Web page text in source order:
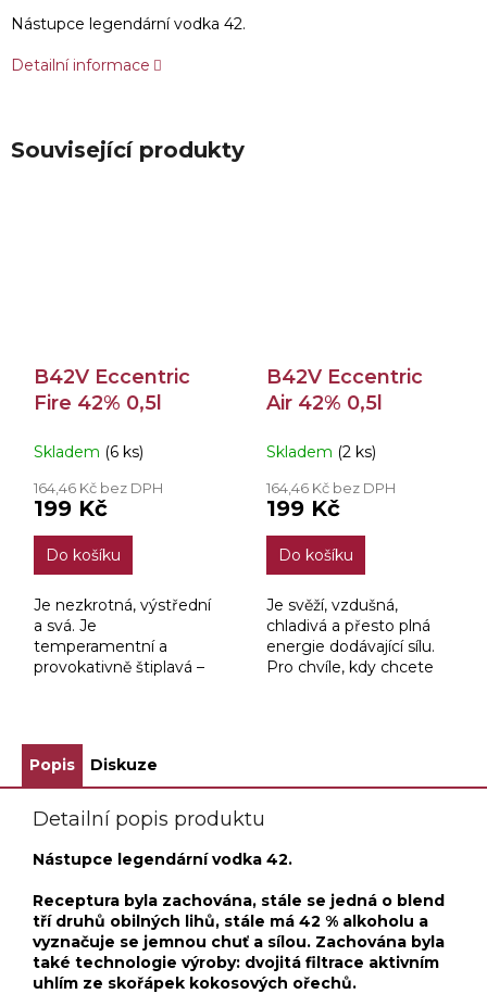
Nástupce legendární vodka 42.
Detailní informace
Související produkty
B42V Eccentric
Fire 42% 0,5l
Skladem (6 ks)
164,46 Kč bez DPH
199 Kč
Do košíku
Je nezkrotná, výstřední
a svá. Je
temperamentní a
provokativně štiplavá –
jedinečný zážitek.
Spojení jemné chuti...
B42V Eccentric
Air 42% 0,5l
Skladem (2 ks)
164,46 Kč bez DPH
199 Kč
Do košíku
Je svěží, vzdušná,
chladivá a přesto plná
energie dodávající sílu.
Pro chvíle, kdy chcete
Popis Diskuze
Detailní popis produktu
Nástupce legendární vodka 42.
Receptura byla zachována, stále se jedná o blend
tří druhů obilných lihů, stále má 42 % alkoholu a
vyznačuje se jemnou chuť a sílou. Zachována byla
také technologie výroby: dvojitá filtrace aktivním
uhlím ze skořápek kokosových ořechů.